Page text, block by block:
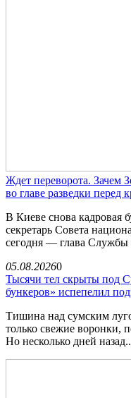
Ждет переворота. Зачем
во главе разведки перед
В Киеве снова кадровая
секретарь Совета
сегодня — глава
05.08.20260
Тысячи тел скрыты под
бункеров» испепелил
Тишина над сумским
только свежие воронки,
Но несколько дней